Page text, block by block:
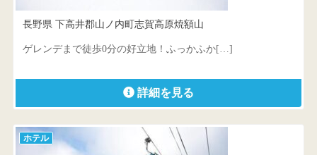
長野県 下高井郡山ノ内町志賀高原焼額山
ゲレンデまで徒歩0分の好立地！ふっかふか[…]
詳細を見る
ホテル